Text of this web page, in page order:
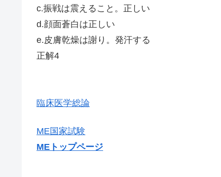
c.振戦は震えること。正しい
d.顔面蒼白は正しい
e.皮膚乾燥は謝り。発汗する
正解4
臨床医学総論
ME国家試験
MEトップページ